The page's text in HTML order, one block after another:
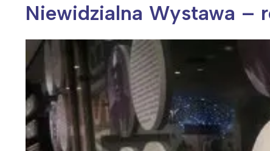
Wiosenny koncert ptaków na płocie Kwitnąca
Niewidzialna Wystawa –